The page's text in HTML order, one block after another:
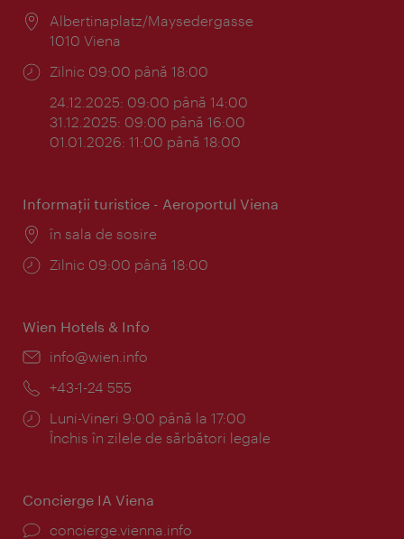
Locul:
Albertinaplatz/Maysedergasse
1010 Viena
Program:
Zilnic 09:00 până 18:00
24.12.2025: 09:00 până 14:00
31.12.2025: 09:00 până 16:00
01.01.2026: 11:00 până 18:00
Informaţii turistice - Aeroportul Viena
Locul:
în sala de sosire
Program:
Zilnic 09:00 până 18:00
Wien Hotels & Info
E-
info@wien.info
Telefon:
+43-1-24 555
Program:
Luni-Vineri 9:00 până la 17:00
Închis în zilele de sărbători legale
Concierge IA Viena
concierge.vienna.info